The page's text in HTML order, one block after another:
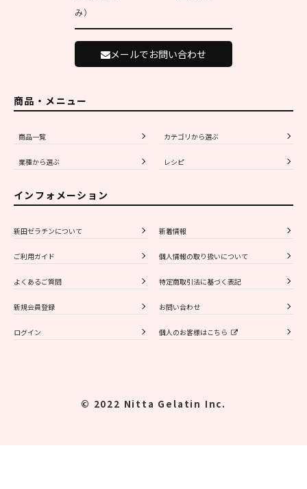
み）
メールでお問い合わせ
商品・メニュー
商品一覧 カテゴリから選ぶ
業種から選ぶ レシピ
インフォメーション
新田ゼラチンについて 新着情報
ご利用ガイド 個人情報の取り扱いについて
よくあるご質問 特定商取引法に基づく表記
新規会員登録 お問い合わせ
ログイン 個人のお客様はこちら
© 2022 Nitta Gelatin Inc.